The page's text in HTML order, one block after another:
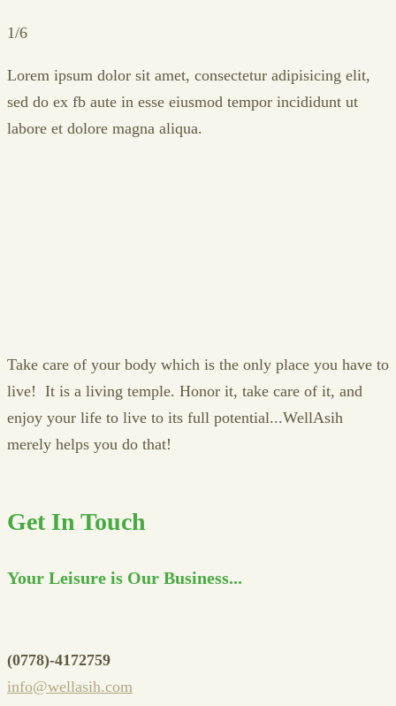
1/6
Lorem ipsum dolor sit amet, consectetur adipisicing elit,
sed do ex fb aute in esse eiusmod tempor incididunt ut
labore et dolore magna aliqua.
Take care of your body which is the only place you have to
live! It is a living temple. Honor it, take care of it, and
enjoy your life to live to its full potential...WellAsih
merely helps you do that!
Get In Touch
Your Leisure is Our Business...
(0778)-4172759
info@wellasih.com